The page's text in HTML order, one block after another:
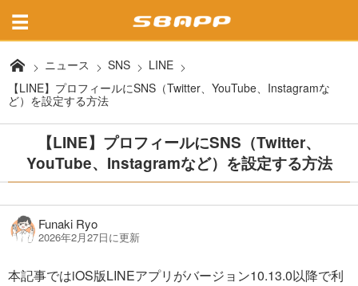
ニュース SNS
LINE
【LINE】プロフィールにSNS（Twitter、YouTube、Instagramな
ど）を設定する方法
【LINE】プロフィールにSNS（Twitter、
YouTube、Instagramなど）を設定する方法
Funaki Ryo
2026年2月27日に更新
本記事ではiOS版LINEアプリがバージョン10.13.0以降で利